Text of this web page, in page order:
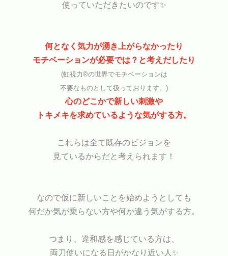
使っていただきたいのです✨
何となく気力が湧き上がらなかったり
モチベーションが必要では？と考えだしたり
(虹視力®︎の世界でモチベーションは
不要なものとして扱っております。)
心のどこかで新しい刺激や
トキメキを求めているような気がする方。
これらは全て既存のビジョンを
見ているからだと考えられます！
なので仮に新しいことを始めようとしても
何だか気が乗らない方や何か違う気がする方。
つまり、違和感を感じている方は、
両刀使いになる日がかなり近い人✨